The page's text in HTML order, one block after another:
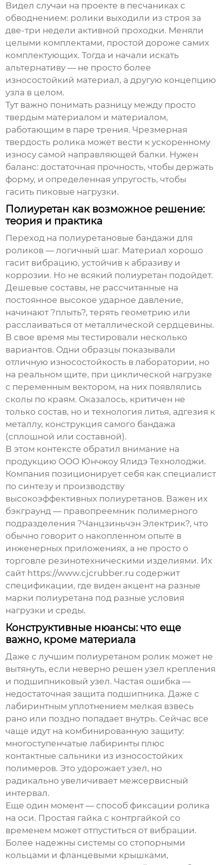
Видел случаи на проекте в песчаниках с
обводнением: ролики выходили из строя за
две-три недели активной проходки. Меняли
целыми комплектами, простой дороже самих
комплектующих. Тогда и начали искать
альтернативу — не просто более
износостойкий материал, а другую концепцию
узла в целом.
Тут важно понимать разницу между просто
твердым материалом и материалом,
работающим в паре трения. Чрезмерная
твердость ролика может вести к ускоренному
износу самой направляющей балки. Нужен
баланс: достаточная прочность, чтобы держать
форму, и определенная упругость, чтобы
гасить пиковые нагрузки.
Полиуретан как возможное решение:
теория и практика
Переход на полиуретановые бандажи для
роликов — логичный шаг. Материал хорошо
гасит вибрацию, устойчив к абразиву и
коррозии. Но не всякий полиуретан подойдет.
Дешевые составы, не рассчитанные на
постоянное высокое ударное давление,
начинают ?плыть?, терять геометрию или
расслаиваться от металлической сердцевины.
В свое время мы тестировали несколько
вариантов. Одни образцы показывали
отличную износостойкость в лаборатории, но
на реальном щите, при циклической нагрузке
с переменным вектором, на них появлялись
сколы по краям. Оказалось, критичен не
только состав, но и технология литья, адгезия к
металлу, конструкция самого бандажа
(сплошной или составной).
В этом контексте обратил внимание на
продукцию ООО Юнчжоу Ялидэ Технолоджи.
Компания позиционирует себя как специалист
по синтезу и производству
высокоэффективных полиуретанов. Важен их
бэкграунд — правопреемник полимерного
подразделения ?Чанцзиньчэн Электрик?, что
обычно говорит о накопленном опыте в
инженерных приложениях, а не просто о
торговле резинотехническими изделиями. Их
сайт https://www.cjcrubber.ru содержит
спецификации, где виден акцент на разные
марки полиуретана под разные условия
нагрузки и среды.
Конструктивные нюансы: что еще
важно, кроме материала
Даже с лучшим полиуретаном ролик может не
вытянуть, если неверно решен узел крепления
и подшипниковый узел. Частая ошибка —
недостаточная защита подшипника. Даже с
лабиринтным уплотнением мелкая взвесь
рано или поздно попадает внутрь. Сейчас все
чаще идут на комбинированную защиту:
многоступенчатые лабиринты плюс
контактные сальники из износостойких
полимеров. Это удорожает узел, но
радикально увеличивает межсервисный
интервал.
Еще один момент — способ фиксации ролика
на оси. Простая гайка с контргайкой со
временем может отпуститься от вибрации.
Более надежны системы со стопорными
кольцами и фланцевыми крышками,